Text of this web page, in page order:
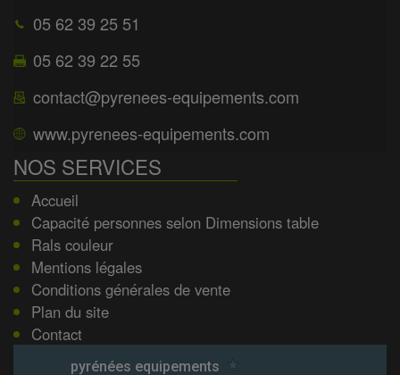
05 62 39 25 51
05 62 39 22 55
contact@pyrenees-equipements.com
www.pyrenees-equipements.com
NOS SERVICES
Accueil
Capacité personnes selon Dimensions table
Rals couleur
Mentions légales
Conditions générales de vente
Plan du site
Contact